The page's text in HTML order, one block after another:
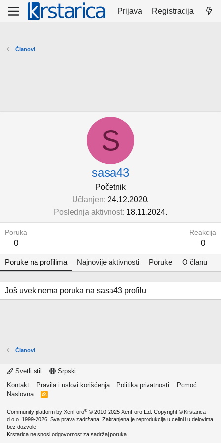
Prijava Registracija
Članovi
S
sasa43
Početnik
Učlanjen 24.12.2020.
Poslednja aktivnost 18.11.2024.
Poruka
0
Reakcija
0
Poruke na profilima Najnovije aktivnosti Poruke O članu
Još uvek nema poruka na sasa43 profilu.
Članovi
Svetli stil
Srpski
Kontakt
Pravila i uslovi korišćenja Politika privatnosti
Pomoć
Naslovna
R
Community platform by XenForo® © 2010-2025 XenForo Ltd. Copyright © Krstarica
d.o.o. 1999-2026. Sva prava zadržana. Zabranjena je reprodukcija u celini i u delovima
bez dozvole.
Krstarica ne snosi odgovornost za sadržaj poruka.